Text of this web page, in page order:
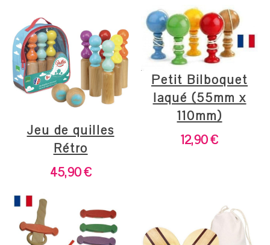
Jeu de quilles
Rétro
45,90€
Petit Bilboquet
laqué (55mm x
110mm)
12,90€